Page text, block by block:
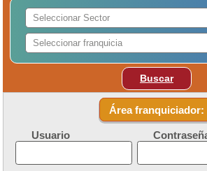
Buscar
Área franquiciador:
Usuario